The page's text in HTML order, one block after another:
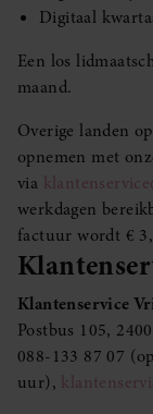
Digitaal
Een los
maand.
Overige landen
opnemen met
via
werkdagen
factuur wordt €
Klantenservice
Postbus 105,
088-133 87 07
uur),